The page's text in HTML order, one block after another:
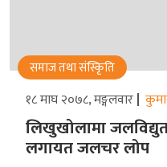
समाज तथा संस्किृति
१८ माघ २०७८, मङ्गलवार
लिखुखोलामा
लगायत जलचर लोप